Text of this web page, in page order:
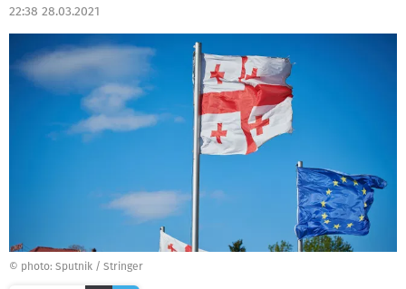
22:38 28.03.2021
© photo: Sputnik / Stringer